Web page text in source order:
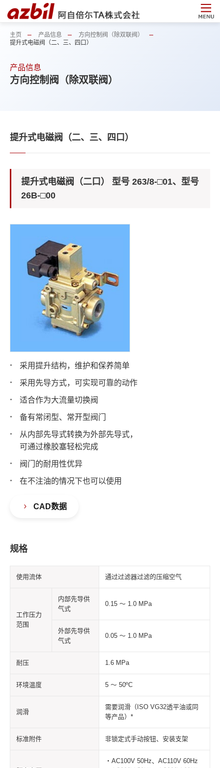
主页 产品信息
方向控制阀（除双联阀）
提升式电磁阀（二、三、四口）
产品信息
方向控制阀（除双联阀）
提升式电磁阀（二、三、四口）
提升式电磁阀（二口） 型号 263/8-□01、型号
26B-□00
采用提升结构，维护和保养简单
采用先导方式，可实现可靠的动作
适合作为大流量切换阀
备有常闭型、常开型阀门
从内部先导式转换为外部先导式，
可通过橡胶塞轻松完成
阀门的耐用性优异
在不注油的情况下也可以使用
CAD数据
规格
使用流体 通过过滤器过滤的压缩空气
工作压力
范围
内部先导供
气式
0.15 ～ 1.0 MPa
外部先导供
气式
0.05 ～ 1.0 MPa
耐压 1.6 MPa
环境温度 5 ～ 50ºC
润滑
需要润滑（ISO VG32透平油或同
等产品）*
标准附件 非锁定式手动按钮、安装支架
・AC100V 50Hz、AC110V 60Hz